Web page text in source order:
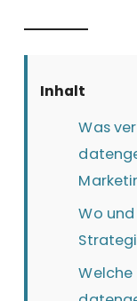
Inhalt
Was
Wo